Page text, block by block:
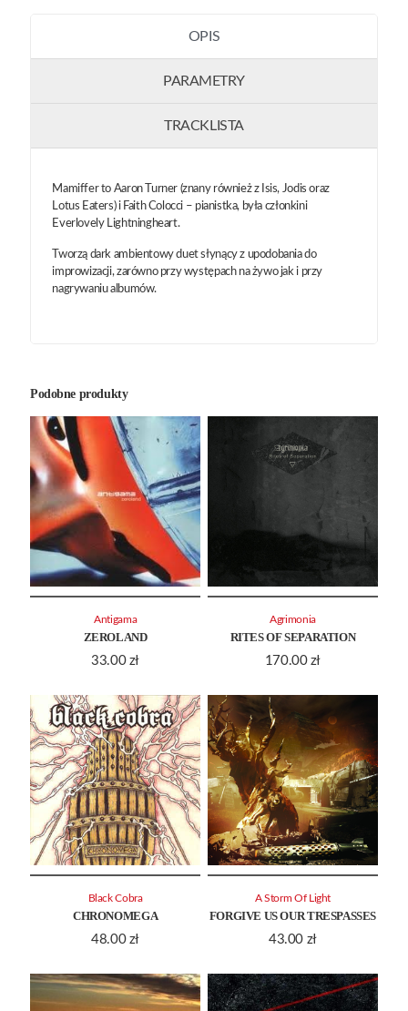
OPIS
PARAMETRY
TRACKLISTA
Mamiffer to Aaron Turner (znany również z Isis, Jodis oraz
Lotus Eaters) i Faith Colocci – pianistka, była członkini
Everlovely Lightningheart.
Tworzą dark ambientowy duet słynący z upodobania do
improwizacji, zarówno przy występach na żywo jak i przy
nagrywaniu albumów.
Podobne produkty
ZEROLAND
33.00 zł
Antigama
RITES OF SEPARATION
170.00 zł
Agrimonia
CHRONOMEGA
48.00 zł
Black Cobra
FORGIVE US OUR TRESPASSES
43.00 zł
A Storm Of Light